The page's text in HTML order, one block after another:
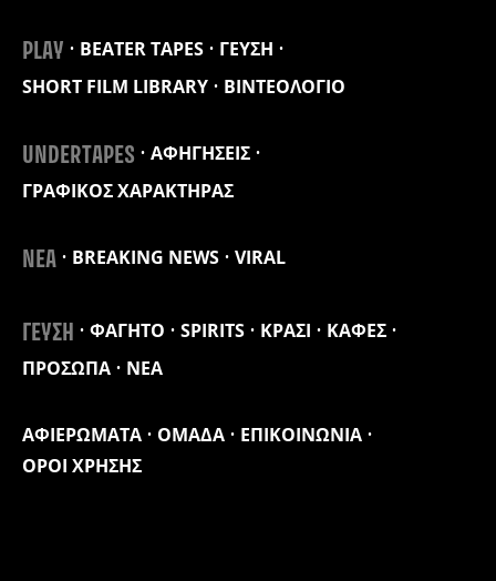
ΑΦΙΕΡΩΜΑΤΑ ΟΜΑΔΑ
ΕΠΙΚΟΙΝΩΝΙΑ
ΟΡΟΙ ΧΡΗΣΗΣ
PLAY BEATER TAPES
ΓΕΥΣΗ
SHORT FILM LIBRARY
ΒΙΝΤΕΟΛΟΓΙΟ
UNDERTAPES
ΑΦΗΓΗΣΕΙΣ
ΓΡΑΦΙΚΟΣ ΧΑΡΑΚΤΗΡΑΣ
ΝΕΑ BREAKING NEWS VIRAL
ΓΕΥΣΗ ΦΑΓΗΤΟ SPIRITS ΚΡΑΣΙ
ΚΑΦΕΣ
ΠΡΟΣΩΠΑ
ΝΕΑ